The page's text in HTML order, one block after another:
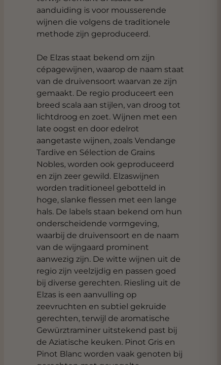
aanduiding is voor mousserende
wijnen die volgens de traditionele
methode zijn geproduceerd.
De Elzas staat bekend om zijn
cépagewijnen, waarop de naam staat
van de druivensoort waarvan ze zijn
gemaakt. De regio produceert een
breed scala aan stijlen, van droog tot
lichtdroog en zoet. Wijnen met een
late oogst en door edelrot
aangetaste wijnen, zoals Vendange
Tardive en Sélection de Grains
Nobles, worden ook geproduceerd
en zijn zeer gewild. Elzaswijnen
worden traditioneel gebotteld in
hoge, slanke flessen met een lange
hals. De labels staan bekend om hun
onderscheidende vormgeving,
waarbij de druivensoort en de naam
van de wijngaard prominent
aanwezig zijn. De witte wijnen uit de
regio zijn veelzijdig en passen goed
bij diverse gerechten. Riesling uit de
Elzas is een aanvulling op
zeevruchten en subtiel gekruide
gerechten, terwijl de aromatische
Gewürztraminer uitstekend past bij
de Aziatische keuken. Pinot Gris en
Pinot Blanc worden vaak genoten bij